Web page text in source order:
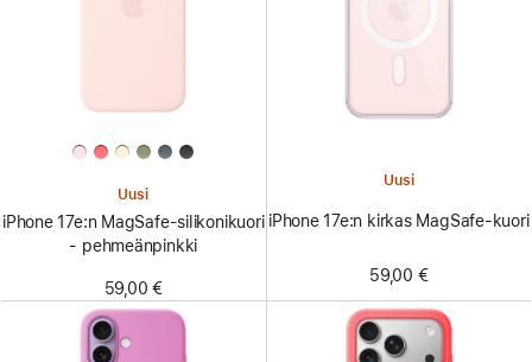
Uusi
iPhone 17e:n MagSafe-silikoni­kuori
- pehmeänpinkki
59,00 €
Uusi
iPhone 17e:n kirkas MagSafe-kuori
59,00 €